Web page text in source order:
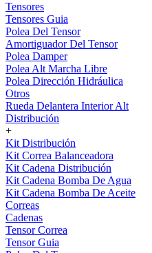
Tensores
Tensores Guia
Polea Del Tensor
Amortiguador Del Tensor
Polea Damper
Polea Alt Marcha Libre
Polea Dirección Hidráulica
Otros
Rueda Delantera Interior Alt
Distribución
+
Kit Distribución
Kit Correa Balanceadora
Kit Cadena Distribución
Kit Cadena Bomba De Agua
Kit Cadena Bomba De Aceite
Correas
Cadenas
Tensor Correa
Tensor Guia